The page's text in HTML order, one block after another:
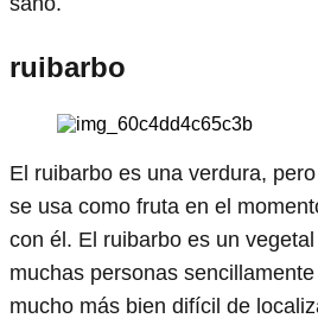
ruibarbo
El ruibarbo es una verdura,
se usa como fruta en el
con él. El ruibarbo es un
muchas personas
mucho más bien difícil de